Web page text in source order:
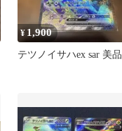
¥ 1,900
テツノイサハex sar 美品